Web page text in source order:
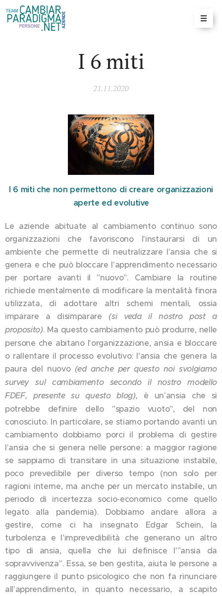
I 6 miti
21.11.2020
I 6 miti che non permettono di creare organizzazioni
aperte ed evolutive
Le aziende abituate al cambiamento continuo sono
organizzazioni che favoriscono l'instaurarsi di un
ambiente che permette di neutralizzare l'ansia che si
genera e che può bloccare l'apprendimento necessario
per portare avanti il "nuovo". Cambiare la routine
richiede mentalmente di modificare la mentalità finora
utilizzata, di adottare altri schemi mentali, ossia
imparare a disimparare (si veda il nostro post a
proposito). Ma questo cambiamento può produrre, nelle
persone che abitano l'organizzazione, ansia e bloccare
o rallentare il processo evolutivo: l'ansia che genera la
paura del nuovo (ed anche per questo noi svolgiamo
survey sul cambiamento secondo il nostro modello
FDEF, presente su questo blog), è un'ansia che si
potrebbe definire dello "spazio vuoto", del non
conosciuto. In particolare, se stiamo portando avanti un
cambiamento dobbiamo porci il problema di gestire
l'ansia che si genera nelle persone: a maggior ragione
se sappiamo di transitare in una situazione instabile,
poco prevedibile per diverso tempo (non solo per
ragioni interne, ma anche per un mercato instabile, un
periodo di incertezza socio-economico come quello
legato alla pandemia). Dobbiamo andare allora a
gestire, come ci ha insegnato Edgar Schein, la
turbolenza e l'imprevedibilità che generano un altro
tipo di ansia, quella che lui definisce l'"ansia da
sopravvivenza". Essa, se ben gestita, aiuta le persone a
raggiungere il punto psicologico che non fa rinunciare
all'apprendimento, in quanto necessario, a scapito